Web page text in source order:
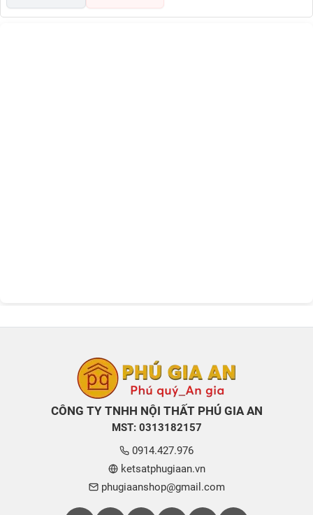
CÔNG TY TNHH NỘI THẤT PHÚ GIA AN
MST: 0313182157
0914.427.976
ketsatphugiaan.vn
phugiaanshop@gmail.com